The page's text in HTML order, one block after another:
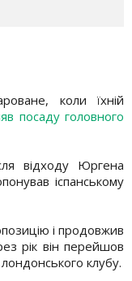
коли їхній
посаду головного
відходу Юргена
іспанському
і продовжив
рік він перейшов
клубу.